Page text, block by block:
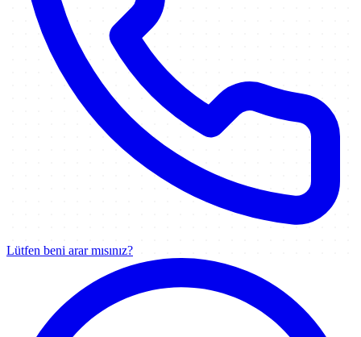
Lütfen beni arar mısınız?